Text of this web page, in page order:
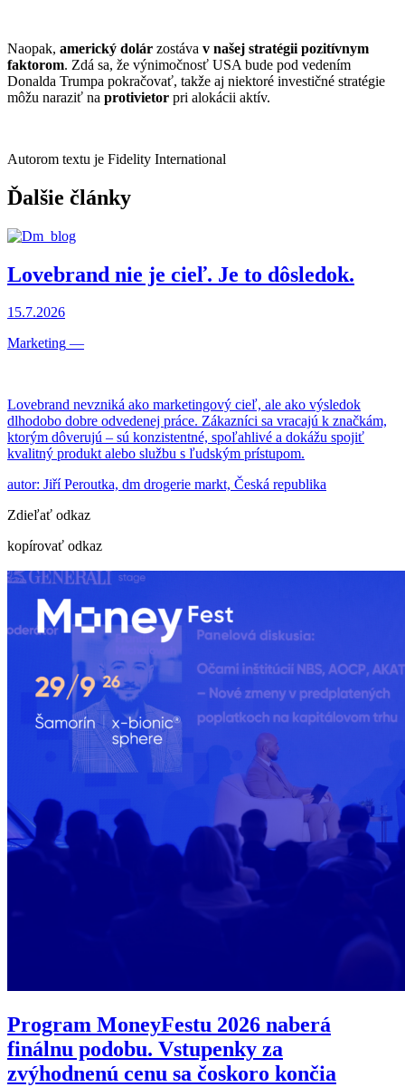
Naopak, americký dolár zostáva v našej stratégii pozitívnym
faktorom. Zdá sa, že výnimočnosť USA bude pod vedením
Donalda Trumpa pokračovať, takže aj niektoré investičné stratégie
môžu naraziť na protivietor pri alokácii aktív.
Autorom textu je Fidelity International
Ďalšie články
Lovebrand nie je cieľ. Je to dôsledok.
15.7.2026
Marketing —
Lovebrand nevzniká ako marketingový cieľ, ale ako výsledok
dlhodobo dobre odvedenej práce. Zákazníci sa vracajú k značkám,
ktorým dôverujú – sú konzistentné, spoľahlivé a dokážu spojiť
kvalitný produkt alebo službu s ľudským prístupom.
autor: Jiří Peroutka, dm drogerie markt, Česká republika
Zdieľať odkaz
kopírovať odkaz
Program MoneyFestu 2026 naberá
finálnu podobu. Vstupenky za
zvýhodnenú cenu sa čoskoro končia